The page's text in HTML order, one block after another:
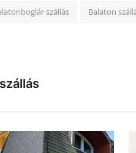
szállás Balaton